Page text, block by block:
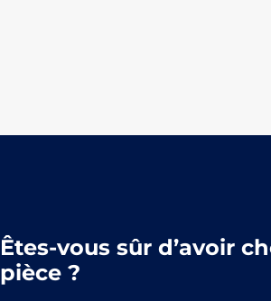
Êtes-vous sûr d’avoir
pièce ?